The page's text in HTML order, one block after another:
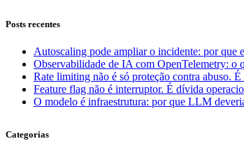
Posts recentes
Autoscaling pode ampliar o incidente: por que
Observabilidade de IA com OpenTelemetry: o
Rate limiting não é só proteção contra abuso.
Feature flag não é interruptor. É dívida
O modelo é infraestrutura: por que LLM
Categorias